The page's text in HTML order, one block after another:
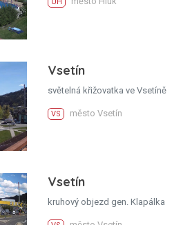
UH
Vsetín
světelná křižovatka ve Vsetíně
VS město Vsetín
Vsetín
kruhový objezd gen. Klapálka